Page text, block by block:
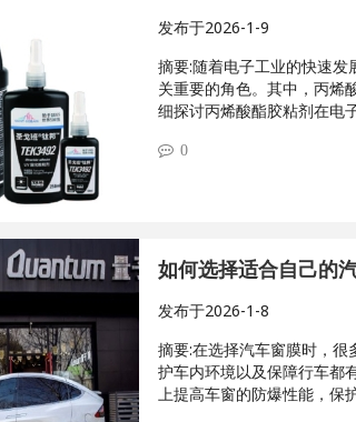
发布于2026-1-9
摘要:随着电子工业的快速发
关重要的角色。其中，丙烯
细探讨丙烯酸酯胶粘剂在电
0
如何选择适合自己的
发布于2026-1-8
摘要:在选择汽车窗膜时，很
护车内环境以及保障行车都
上提高车窗的防爆性能，保